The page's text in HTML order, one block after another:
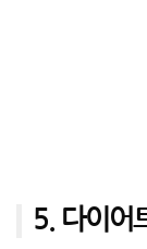
5. 다이어